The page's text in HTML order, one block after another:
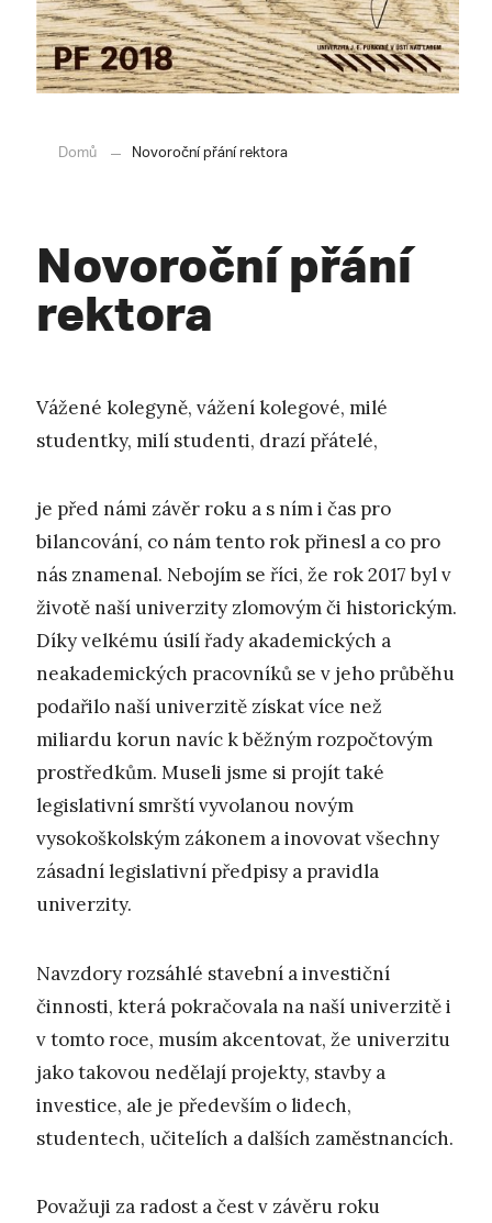
Domů Novoroční přání rektora
Novoroční přání
rektora
Vážené kolegyně, vážení kolegové, milé
studentky, milí studenti, drazí přátelé,
je před námi závěr roku a s ním i čas pro
bilancování, co nám tento rok přinesl a co pro
nás znamenal. Nebojím se říci, že rok 2017 byl v
životě naší univerzity zlomovým či historickým.
Díky velkému úsilí řady akademických a
neakademických pracovníků se v jeho průběhu
podařilo naší univerzitě získat více než
miliardu korun navíc k běžným rozpočtovým
prostředkům. Museli jsme si projít také
legislativní smrští vyvolanou novým
vysokoškolským zákonem a inovovat všechny
zásadní legislativní předpisy a pravidla
univerzity.
Navzdory rozsáhlé stavební a investiční
činnosti, která pokračovala na naší univerzitě i
v tomto roce, musím akcentovat, že univerzitu
jako takovou nedělají projekty, stavby a
investice, ale je především o lidech,
studentech, učitelích a dalších zaměstnancích.
Považuji za radost a čest v závěru roku